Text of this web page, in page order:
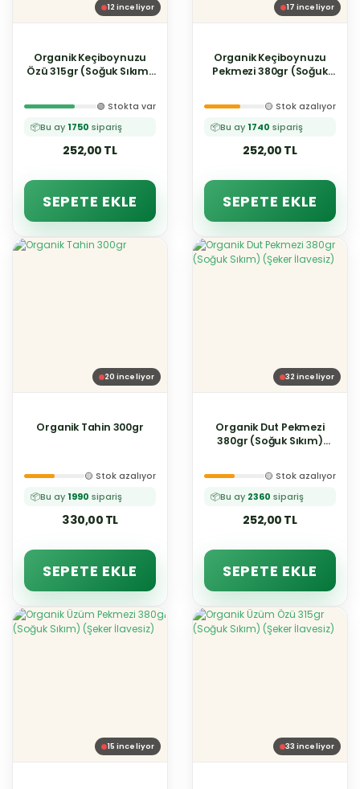
12 inceliyor
Organik Keçiboynuzu
Özü 315gr (Soğuk Sıkım)
📦Bu ay 1750 sipariş
252,00 TL
🟢 Stokta var
SEPETE EKLE
17 inceliyor
Organik Keçiboynuzu
Pekmezi 380gr (Soğuk
📦Bu ay 1740 sipariş
252,00 TL
🟡 Stok azalıyor
SEPETE EKLE
20 inceliyor
Organik Tahin 300gr
📦Bu ay 1990 sipariş
330,00 TL
🟡 Stok azalıyor
SEPETE EKLE
32 inceliyor
Organik Dut Pekmezi
380gr (Soğuk Sıkım)
📦Bu ay 2360 sipariş
252,00 TL
🟡 Stok azalıyor
SEPETE EKLE
15 inceliyor 33 inceliyor